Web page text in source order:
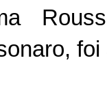
foi